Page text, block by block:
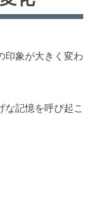
印象が大きく変わ
な記憶を呼び起こ